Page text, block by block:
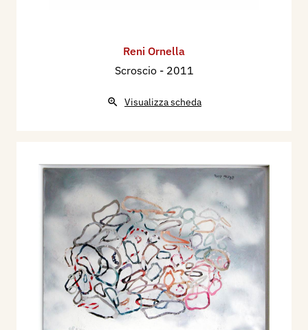
Reni Ornella
Scroscio - 2011
Visualizza scheda